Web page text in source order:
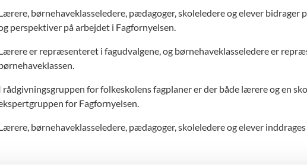
børnehaveklasseledere, pædagoger, skoleledere og elever bidrager
perspektiver på arbejdet i Fagfornyelsen.
er repræsenteret i fagudvalgene, og børnehaveklasseledere er
rådgivningsgruppen for folkeskolens fagplaner er der både lærere og en
for Fagfornyelsen.
børnehaveklasseledere, pædagoger, skoleledere og elever